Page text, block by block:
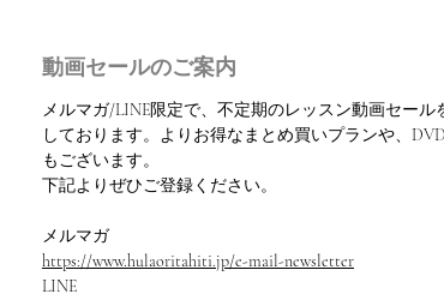
動画セールのご案内
メルマガ/LINE限定で、不定期のレッスン動画セール
しております。よりお得なまとめ買いプランや、
もございます。
下記よりぜひご登録ください。
メルマガ
https://www.hulaoritahiti.jp/e-mail-newsletter
LINE